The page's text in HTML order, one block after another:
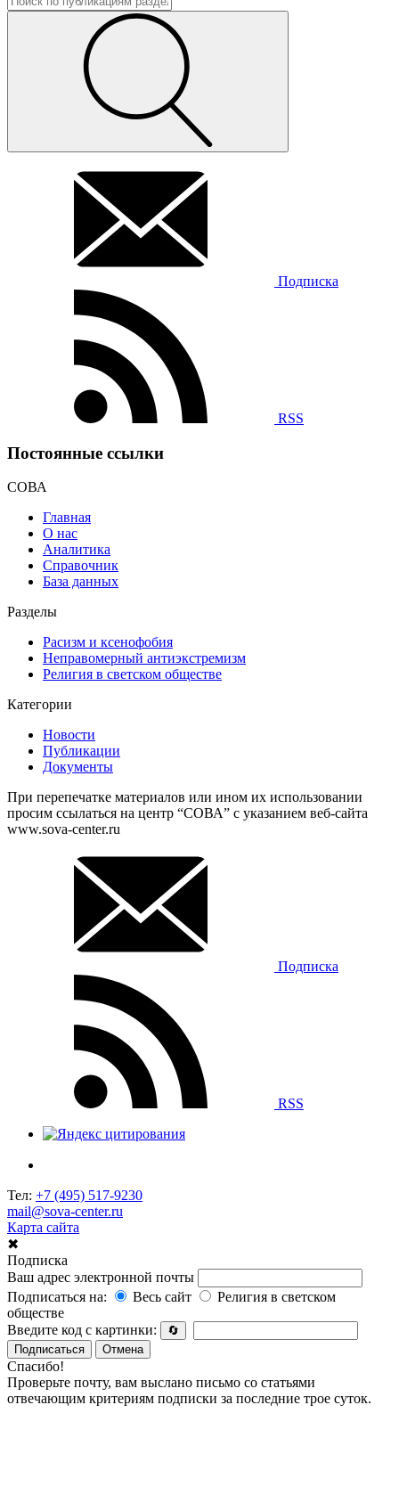
Подписка
RSS
Постоянные ссылки
СОВА
Главная
О нас
Аналитика
Справочник
База данных
Разделы
Расизм и ксенофобия
Неправомерный антиэкстремизм
Религия в светском обществе
Категории
Новости
Публикации
Документы
При перепечатке материалов или ином их использовании
просим ссылаться на центр “СОВА” с указанием веб-сайта
www.sova-center.ru
Подписка
RSS
Тел: +7 (495) 517-9230
mail@sova-center.ru
Карта сайта
✖
Подписка
Ваш адрес электронной почты
Подписаться на:
Весь сайт
Религия в светском
обществе
Введите код с картинки:
🔄
Подписаться
Отмена
Спасибо!
Проверьте почту, вам выслано письмо со статьями
отвечающим критериям подписки за последние трое суток.